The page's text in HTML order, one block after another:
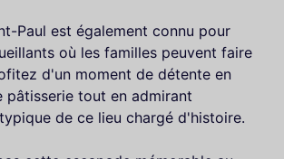
Paul est également connu pour
où les familles peuvent faire
d'un moment de détente en
pâtisserie tout en admirant
de ce lieu chargé d'histoire.